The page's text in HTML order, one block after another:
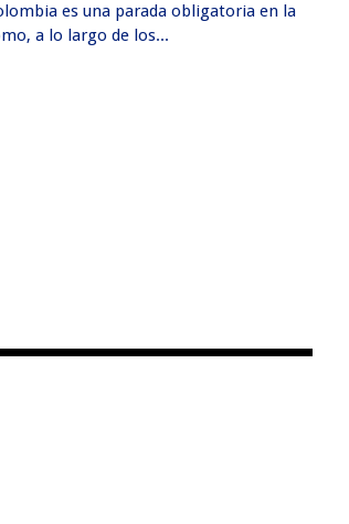
es una parada obligatoria en la
a lo largo de los...